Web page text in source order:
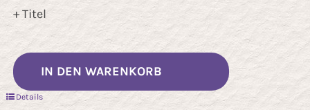
+ Titel
IN DEN WARENKORB
Details